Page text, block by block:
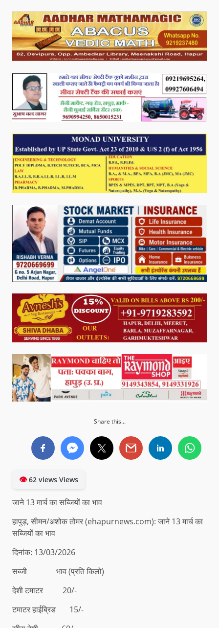
Share this...
👁62 views Views
जाने 13 मार्च का सब्जियों का भाव
हापुड़, सीमन/अशोक तोमर (ehapurnews.com): जाने 13 मार्च का
सब्जियों का भाव
दिनांक: 13/03/2026
सब्जी भाव (प्रति किलो)
देशी टमाटर 20/-
टमाटर हाईब्रिड 15/-